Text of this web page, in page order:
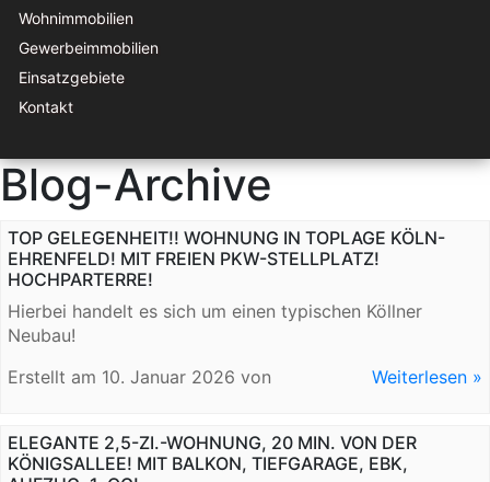
Wohnimmobilien
Gewerbeimmobilien
Einsatzgebiete
Kontakt
Blog-Archive
TOP GELEGENHEIT!! WOHNUNG IN TOPLAGE KÖLN-
EHRENFELD! MIT FREIEN PKW-STELLPLATZ!
HOCHPARTERRE!
Hierbei handelt es sich um einen typischen Köllner
Neubau!
Erstellt am 10. Januar 2026 von Weiterlesen »
ELEGANTE 2,5-ZI.-WOHNUNG, 20 MIN. VON DER
KÖNIGSALLEE! MIT BALKON, TIEFGARAGE, EBK,